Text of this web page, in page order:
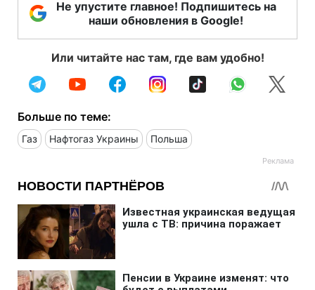
Не упустите главное! Подпишитесь на
наши обновления в Google!
Или читайте нас там, где вам удобно!
Больше по теме:
Газ Нафтогаз Украины Польша